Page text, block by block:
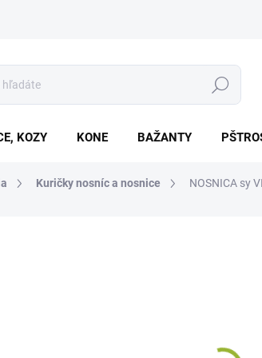
Hľadať
KOZY KONE BAŽANTY
Kuričky nosníc a nosnice NOSNICA sy